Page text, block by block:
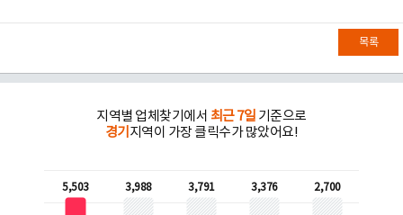
목록
지역별 업체찾기에서 최근 7일 기준으로
경기 지역이 가장 클릭수가 많았어요!
5,503 3,988 3,791 3,376 2,700